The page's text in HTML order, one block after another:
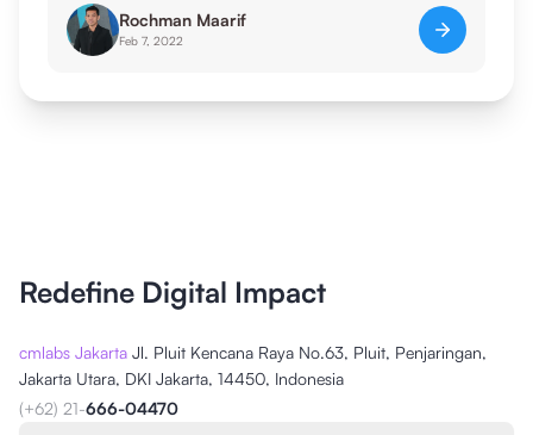
Rochman Maarif
Feb 7, 2022
Redefine Digital Impact
cmlabs Jakarta Jl. Pluit Kencana Raya No.63, Pluit, Penjaringan,
Jakarta Utara, DKI Jakarta, 14450, Indonesia
(+62) 21-666-04470